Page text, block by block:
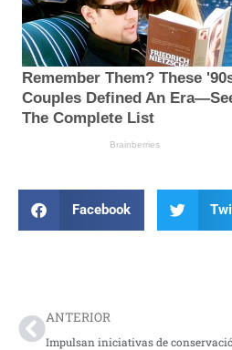
Facebook
ANTERIOR
Impulsan iniciativas de